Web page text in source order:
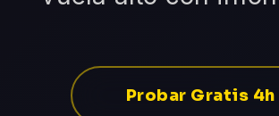
Probar Gratis 4h